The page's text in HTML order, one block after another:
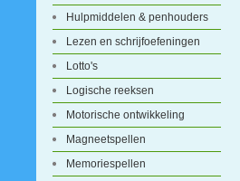
Hulpmiddelen & penhouders
Lezen en schrijfoefeningen
Lotto's
Logische reeksen
Motorische ontwikkeling
Magneetspellen
Memoriespellen